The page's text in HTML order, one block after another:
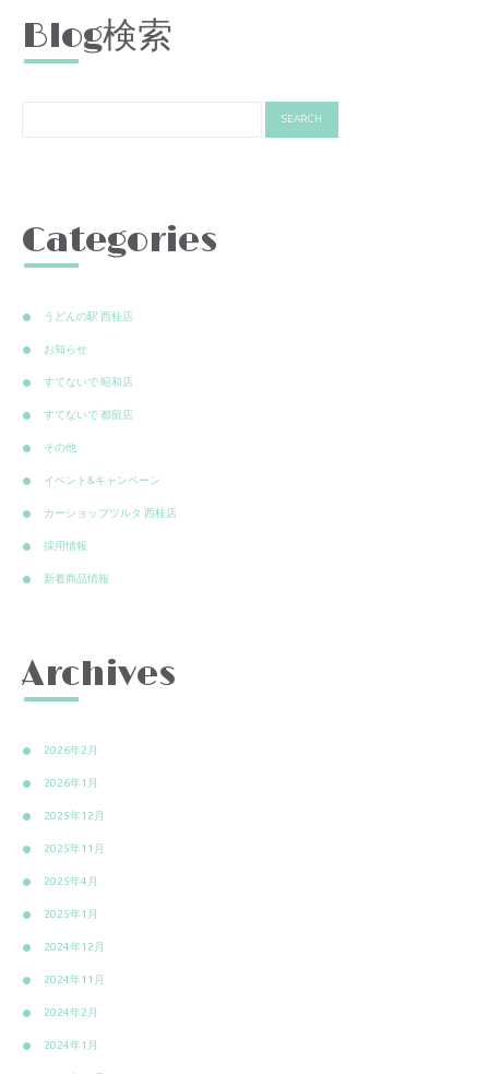
Blog検索
Categories
うどんの駅 西桂店
お知らせ
すてないで 昭和店
すてないで 都留店
その他
イベント&キャンペーン
カーショップツルタ 西桂店
採用情報
新着商品情報
Archives
2026年2月
2026年1月
2025年12月
2025年11月
2025年4月
2025年1月
2024年12月
2024年11月
2024年2月
2024年1月